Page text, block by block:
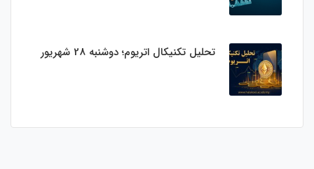
تحلیل تکنیکال اتریوم؛ دوشنبه 28 شهریور